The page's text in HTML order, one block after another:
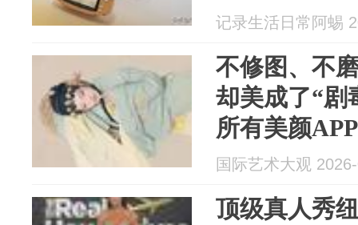
记录生活日常阿蜴
不修图、不
却美成了“剧
所有美颜APP
国际艺术大观
顶级真人秀